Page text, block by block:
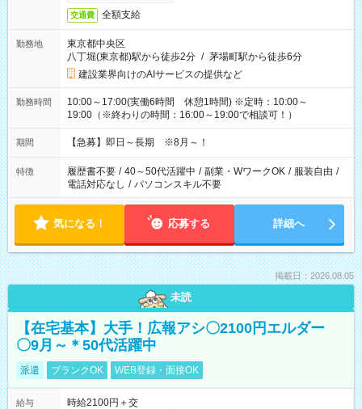
交通費 全額支給
勤務地
東京都中央区
八丁堀(東京都)駅から徒歩2分 / 茅場町駅から徒歩6分
建設業界向けのAIサービスの提供など
勤務時間
10:00～17:00(実働6時間 休憩1時間) ※定時：10:00～
19:00（※終わりの時間：16:00～19:00で相談可！）
期間 【急募】即日～長期 ※8月～！
特徴 履歴書不要 / 40～50代活躍中 / 副業・WワークOK / 服装自由 /
電話対応なし / パソコンスキル不要
気になる！ 応募する 詳細へ
掲載日：2026.08.05
未読
【在宅基本】大手！広報アシ〇2100円エルダー
〇9月～＊50代活躍中
派遣 ブランクOK WEB登録・面接OK
給与
時給2100円＋交